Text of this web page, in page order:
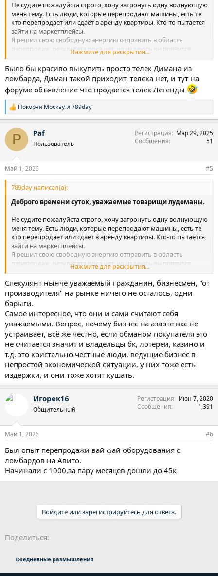
Не судите пожалуйста строго, хочу затронуть одну волнующую
меня тему. Есть люди, которые перепродают машины, есть те
кто перепродает или сдаёт в аренду квартиры. Кто-то пытается
зайти на маркетплейсы.
Я решил свою свободную энергию отправить в область
перепродаж, результата пока нет, но надеюсь он появится.
Вчера была первая попытка, увидел телефон в
объявлениях, хотел выторговать 3 тысячи, и потом
перепродать продавец отказался. Телефон бу.
У кого был какой опыт, прошу поделиться. Если не получится,
предлагаю выставить телик Димана на аукцион, и вытащить
его из этой пропасти.
Нажмите для раскрытия...
Было бы красиво выкупить просто телек Димана из
ломбарда, Диман такой приходит, телека нет, и тут на
форуме объявление что продается телек Легенды
Р
е
к
и
Покоряя Москву и 789day
P Paf
Пользователь
Регистрация
Мар 29, 2025
Сообщения
51
Май 1, 2026 #5
789day написал(а):
Доброго времени суток, уважаемые товарищи лудоманы.
Не судите пожалуйста строго, хочу затронуть одну волнующую
меня тему. Есть люди, которые перепродают машины, есть те
кто перепродает или сдаёт в аренду квартиры. Кто-то пытается
зайти на маркетплейсы.
Я решил свою свободную энергию отправить в область
перепродаж, результата пока нет, но надеюсь он появится.
Вчера была первая попытка, увидел телефон в
объявлениях, хотел выторговать 3 тысячи, и потом
перепродать продавец отказался. Телефон бу.
У кого был какой опыт, прошу поделиться. Если не получится,
предлагаю выставить телик Димана на аукцион, и вытащить
его из этой пропасти.
Нажмите для раскрытия...
Спекулянт нынче уважаемый гражданин, бизнесмен, "от
производителя" на рынке ничего не осталось, одни
барыги.
Самое интересное, что они и сами считают себя
уважаемыми. Вопрос, почему бизнес на азарте вас не
устраивает, всё же честно, если обманом покупателя это
не считается значит и владельцы бк, лотереи, казино и
т.д. это кристально честные люди, ведущие бизнес в
непростой экономической ситуации, у них тоже есть
издержки, и они тоже хотят кушать.
Игорек16
Общительный
Регистрация
Июн 7, 2020
Сообщения
1,391
Май 1, 2026 #6
Был опыт перепродажи вай фай оборудования с
ломбардов на Авито.
Начинали с 1000,за пару месяцев дошли до 45к
Войдите или зарегистрируйтесь для ответа.
Поделиться:
Ежедневные размышления